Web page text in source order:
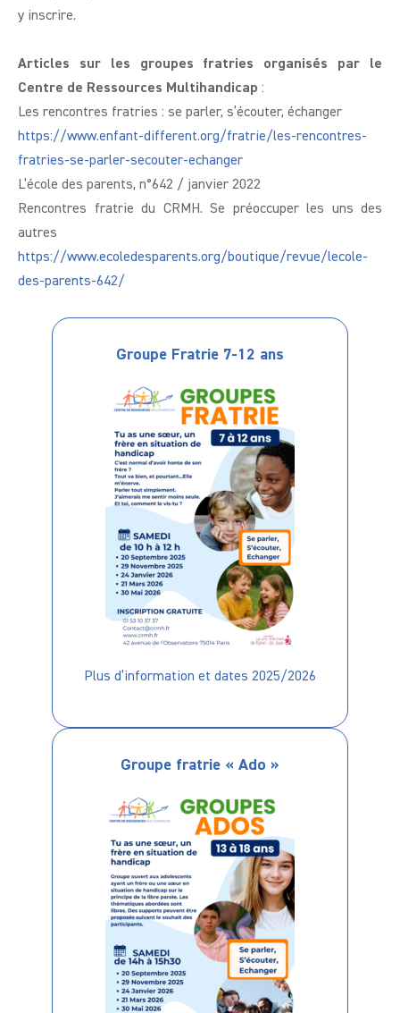
y inscrire.
Articles sur les groupes fratries organisés par le
Centre de Ressources Multihandicap :
Les rencontres fratries : se parler, s’écouter, échanger
https://www.enfant-different.org/fratrie/les-rencontres-
fratries-se-parler-secouter-echanger
L’école des parents, n°642 / janvier 2022
Rencontres fratrie du CRMH. Se préoccuper les uns des
autres
https://www.ecoledesparents.org/boutique/revue/lecole-
des-parents-642/
Groupe Fratrie 7-12 ans
Plus d’information et dates 2025/2026
Groupe fratrie « Ado »